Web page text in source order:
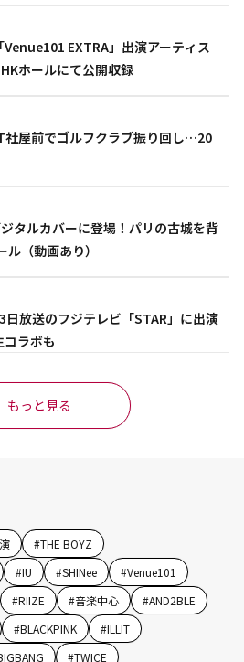
EXTRA」出演アーティス
ホールにて公開収録
社屋前でゴルフクラブ振り回し…20
タルカバーに登場！パリの古城を背
（動画あり）
日放送のフジテレビ「STAR」に出演
ラボも
もっと見る
#THE BOYZ
#IU #SHINee #Venue101
#RIIZE #音楽中心 #AND2BLE
#BLACKPINK #ILLIT
#TWICE